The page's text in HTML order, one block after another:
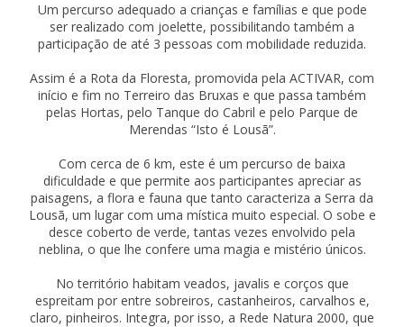
Um percurso adequado a crianças e famílias e que pode
ser realizado com joelette, possibilitando também a
participação de até 3 pessoas com mobilidade reduzida.
Assim é a Rota da Floresta, promovida pela ACTIVAR, com
início e fim no Terreiro das Bruxas e que passa também
pelas Hortas, pelo Tanque do Cabril e pelo Parque de
Merendas “Isto é Lousã”.
Com cerca de 6 km, este é um percurso de baixa
dificuldade e que permite aos participantes apreciar as
paisagens, a flora e fauna que tanto caracteriza a Serra da
Lousã, um lugar com uma mística muito especial. O sobe e
desce coberto de verde, tantas vezes envolvido pela
neblina, o que lhe confere uma magia e mistério únicos.
No território habitam veados, javalis e corços que
espreitam por entre sobreiros, castanheiros, carvalhos e,
claro, pinheiros. Integra, por isso, a Rede Natura 2000, que